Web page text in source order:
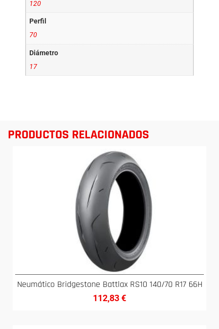
120
Perfil
70
Diámetro
17
PRODUCTOS RELACIONADOS
Neumático Bridgestone Battlax RS10 140/70 R17 66H
112,83€